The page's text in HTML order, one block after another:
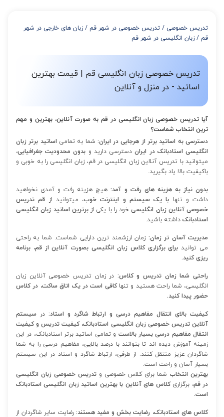
از 12 تا 15 جلسه: 7% تخفیف
از 16 تا 100 جلسه: 9% تخفیف
تدریس خصوصی / تدریس خصوصی در شهر قم / زبان های خارجی در شهر
قم / زبان انگلیسی در شهر قم
تدریس خصوصی زبان انگلیسی قم | قیمت بهترین
اساتید - در منزل و آنلاین
آیا تدریس خصوصی زبان انگلیسی در قم به صورت آنلاین، بهترین و مهم
ترین انتخاب شماست؟
دسترسی به اساتید برتر از هرجایی در ایران: شما به تمامی اساتید برتر زبان
انگلیسی استادبانک در ایران دسترسی دارید و بدون محدودیت جغرافیایی،
میتوانید با تدریس آنلاین زبان انگلیسی در قم، زبان انگلیسی را به خوبی و
باکیفیت بالا یاد بگیرید.
بدون نیاز به هزینه های رفت و آمد: هیچ هزینه رفت و آمدی نخواهید
داشت و تنها با یک سیستم و اینترنت خوب، میتوانید از
قم تدریس
خصوصی آنلاین زبان انگلیسی خود را با یکی از برترین اساتید زبان انگلیسی
استادبانک داشته باشید.
مدیریت آسان تر زمان: زمان ارزشمند ترین دارایی شماست. شما به راحتی
می توانید برای برگزاری کلاس زبان انگلیسی بصورت آنلاین از قم، برنامه
ریزی کنید.
راحتی شما زمان تدریس و کلاس: در زمان تدریس خصوصی آنلاین زبان
انگلیسی، شما راحت هستید و تنها کافی است در یک اتاق ساکت، در کلاس
حضور پیدا کنید.
کیفیت بالای انتقال مفاهیم درسی و ارتباط شاگرد و استاد: در سیستم
آنلاین تدریس خصوصی زبان انگلیسی استادبانک، کیفیت تدریس و کیفیت
انتقال مفاهیم درسی بسیار بالاست و تمامی اساتید برتر استادبانک، در این
زمینه آموزش دیده اند تا بتوانند با درصد بالایی، مفاهیم درسی را به شما
شاگردان عزیز منتقل کنند. از طرفی، ارتباط شاگرد و استاد در این سیستم
بسیار آسان و راحت است.
بهترین انتخاب شما برای کلاس خصوصی و تدریس خصوصی زبان انگلیسی
در قم، برگزاری کلاس های آنلاین با بهترین اساتید زبان انگلیسی استادبانک
است.
کلاس های استادبانک، رضایت بخش و مفید هستند: رضایت سایر شاگردان از